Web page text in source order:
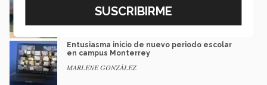
Luis Mario García | campus Monterrey
Entusiasma inicio de nuevo periodo escolar
en campus Monterrey
MARLENE GONZÁLEZ